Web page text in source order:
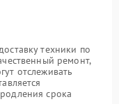
техники по
ремонт,
отслеживать
срока